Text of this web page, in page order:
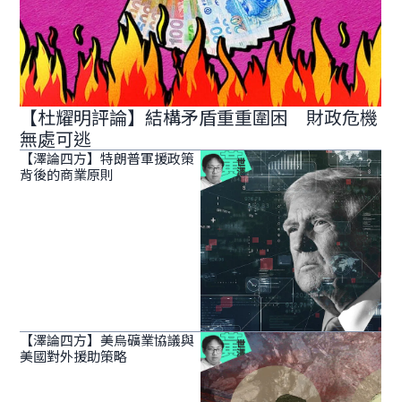
【杜耀明評論】結構矛盾重重圍困 財政危機
無處可逃
【澤論四方】特朗普軍援政策
背後的商業原則
【澤論四方】美烏礦業協議與
美國對外援助策略